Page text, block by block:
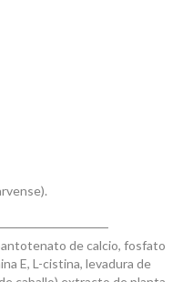
de calcio, fosfato
E, L-cistina, levadura de